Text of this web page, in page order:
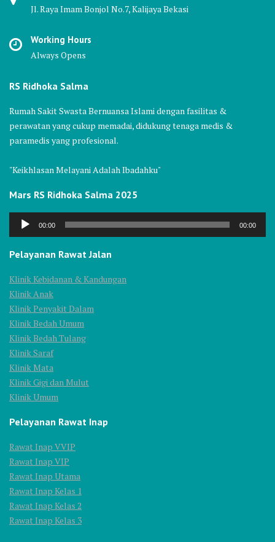
Jl. Raya Imam Bonjol No.7, Kalijaya Bekasi
Working Hours
Always Opens
RS Ridhoka Salma
Rumah Sakit Swasta Bernuansa Islami dengan fasilitas &
perawatan yang cukup memadai, didukung tenaga medis &
paramedis yang profesional.
"Keikhlasan Melayani Adalah Ibadahku"
Mars RS Ridhoka Salma 2025
Audio
00:00 00:00
Pelayanan Rawat Jalan
Klinik Kebidanan & Kandungan
Klinik Anak
Klinik Penyakit Dalam
Klinik Bedah Umum
Klinik Bedah Tulang
Klinik Saraf
Klinik Mata
Klinik Gigi dan Mulut
Klinik Umum
Pelayanan Rawat Inap
Rawat Inap VVIP
Rawat Inap VIP
Rawat Inap Utama
Rawat Inap Kelas 1
Rawat Inap Kelas 2
Rawat Inap Kelas 3